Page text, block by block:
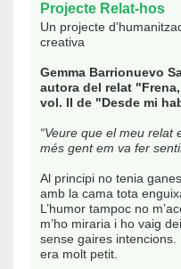
Projecte Relat-hos
Un projecte
creativa
Gemma Barrionuevo
autora del relat
vol. II de "Desde mi
“Veure que el meu relat
més gent em va fer
Al principi no tenia
amb la cama tota
L’humor tampoc no
m’ho miraria i ho vaig
sense gaires
era molt petit.